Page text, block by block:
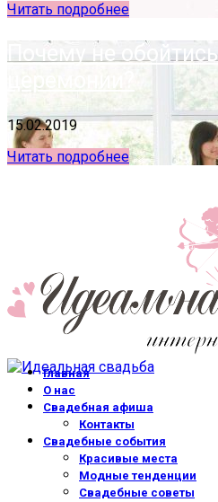
Читать подробнее
Почему не
церемонии?
15.02.2019
Читать подробнее
Главная
О нас
Свадебная афиша
Контакты
Свадебные события
Красивые места
Модные тенденции
Свадебные советы